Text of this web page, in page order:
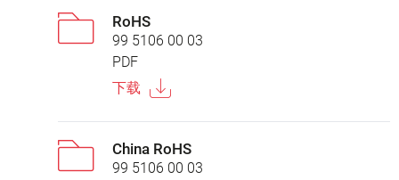
RoHS
99 5106 00 03
PDF
下载
China RoHS
99 5106 00 03